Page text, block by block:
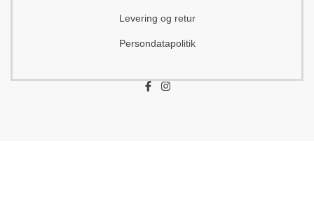
Levering og retur
Persondatapolitik
F
I